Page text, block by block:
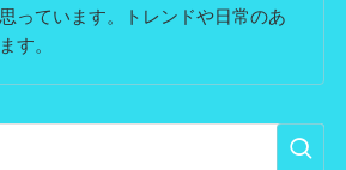
っています。トレンドや日常のあ
す。